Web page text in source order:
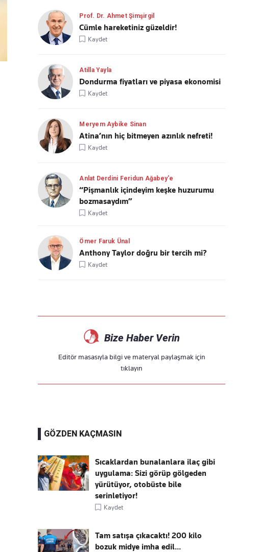
Prof. Dr. Ahmet Şimşirgil
Cümle hareketiniz güzeldir!
Kaydet
Atilla Yayla
Dondurma fiyatları ve piyasa ekonomisi
Kaydet
Meryem Aybike Sinan
Atina’nın hiç bitmeyen azınlık nefreti!
Kaydet
Anlat Derdini Feridun Ağabey'e
“Pişmanlık içindeyim keşke huzurumu
bozmasaydım”
Kaydet
Ömer Faruk Ünal
Anthony Taylor doğru bir tercih mi?
Kaydet
Bize Haber Verin
Editör masasıyla bilgi ve materyal paylaşmak için
tıklayın
GÖZDEN KAÇMASIN
Sıcaklardan bunalanlara ilaç gibi
uygulama: Sizi görüp gölgeden
yürütüyor, otobüste bile
serinletiyor!
Kaydet
Tam satışa çıkacaktı! 200 kilo
bozuk midye imha edil...